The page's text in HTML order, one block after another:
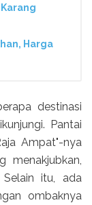
Harga
destinasi
Pantai
Ampat"-nya
menakjubkan,
itu, ada
ombaknya